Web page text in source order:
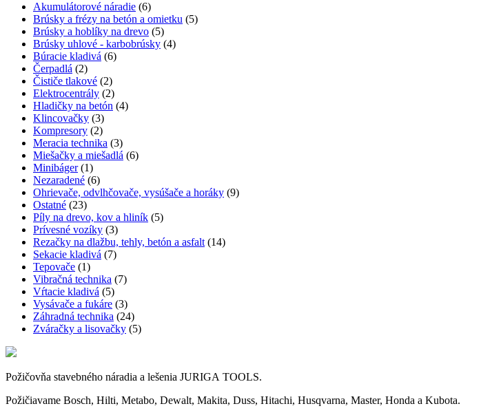
Akumulátorové náradie (6)
Brúsky a frézy na betón a omietku (5)
Brúsky a hoblíky na drevo (5)
Brúsky uhlové - karbobrúsky (4)
Búracie kladivá (6)
Čerpadlá (2)
Čističe tlakové (2)
Elektrocentrály (2)
Hladičky na betón (4)
Klincovačky (3)
Kompresory (2)
Meracia technika (3)
Miešačky a miešadlá (6)
Minibáger (1)
Nezaradené (6)
Ohrievače, odvlhčovače, vysúšače a horáky (9)
Ostatné (23)
Píly na drevo, kov a hliník (5)
Prívesné vozíky (3)
Rezačky na dlažbu, tehly, betón a asfalt (14)
Sekacie kladivá (7)
Tepovače (1)
Vibračná technika (7)
Vŕtacie kladivá (5)
Vysávače a fukáre (3)
Záhradná technika (24)
Zváračky a lisovačky (5)
Požičovňa stavebného náradia a lešenia JURIGA TOOLS.
Požičiavame Bosch, Hilti, Metabo, Dewalt, Makita, Duss, Hitachi, Husqvarna, Master, Honda a Kubota.